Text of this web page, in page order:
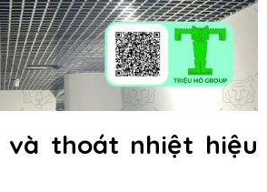
và thoát nhiệt hiệu